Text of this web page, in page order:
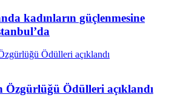
kadınların güçlenmesine
Özgürlüğü Ödülleri açıklandı